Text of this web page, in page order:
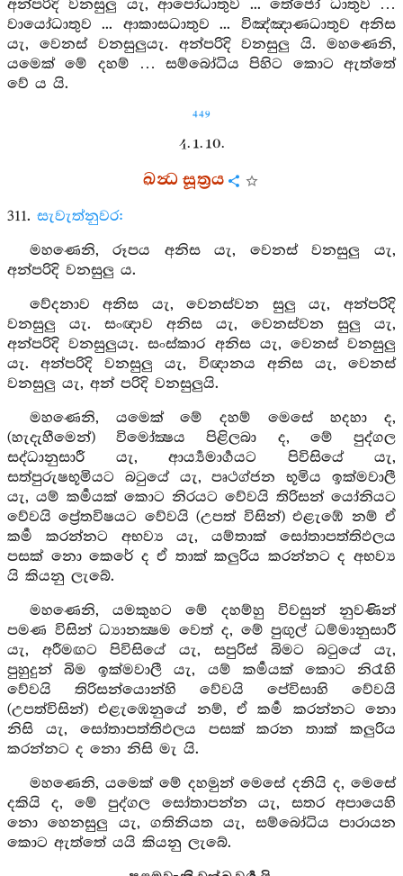
අන්පරිදි වනසුලු යැ, ආපෝධාතුව ... තේජෝ ධාතුව …
වායෝධාතුව ... ආකාසධාතුව ... විඤ්ඤාණධාතුව අනිස
යැ, වෙනස් වනසුලුයැ. අන්පරිදි වනසුලු යි. මහණෙනි,
යමෙක් මේ දහම් … සම්බෝධිය පිහිට කොට ඇත්තේ
වේ ය යි.
449
4. 1. 10.
ඛන්‍ධ සූත්‍රය
311. සැවැත්නුවර:
මහණෙනි, රූපය අනිස යැ, වෙනස් වනසුලු යැ,
අන්පරිදි වනසුලු ය.
වේදනාව අනිස යැ, වෙනස්වන සුලු යැ, අන්පරිදි
වනසුලු යැ. සංඥාව අනිස යැ, වෙනස්වන සුලු යැ,
අන්පරිදි වනසුලුයැ. සංස්කාර අනිස යැ, වෙනස් වනසුලු
යැ. අන්පරිදි වනසුලු යැ, විඥානය අනිස යැ, වෙනස්
වනසුලු යැ, අන් පරිදි වනසුලුයි.
මහණෙනි, යමෙක් මේ දහම් මෙසේ හදහා ද,
(හැදැහීමෙන්) විමෝක්‍ෂය පිළිලබා ද, මේ පුද්ගල
සද්ධානුසාරී යැ, ආර්‍ය්‍යමාර්‍ගයට පිවිසියේ යැ,
සත්පුරුෂභූමියට බටුයේ යැ, පෘථග්ජන භූමිය ඉක්මවාලී
යැ, යම් කර්‍මයක් කොට නිරයට වේවයි තිරිසන් යෝනියට
වේවයි ප්‍රේතවිෂයට වේවයි (උපත් විසින්) එළැඹේ නම් ඒ
කර්‍ම කරන්නට අභව්‍ය යැ, යම්තාක් සෝතාපත්තිඵලය
පසක් නො කෙරේ ද ඒ තාක් කලුරිය කරන්නට ද අභව්‍ය
යි කියනු ලැබේ.
මහණෙනි, යමකුහට මේ දහම්හු විවසුන් නුවණින්
පමණ විසින් ධ්‍යානක්‍ෂම වෙත් ද, මේ පුඟුල් ධම්මානුසාරී
යැ, අරීමඟට පිවිසියේ යැ, සපුරිස් බිමට බටුයේ යැ,
පුහුදුන් බිම ඉක්මවාලී යැ, යම් කර්‍මයක් කොට නිරෑහි
වේවයි තිරිසන්යොන්හි වේවයි පේවිසාහි වේවයි
(උපත්විසින්) එළැඹෙනුයේ නම්, ඒ කර්‍ම කරන්නට නො
නිසි යැ, සෝතාපත්තිඵලය පසක් කරන තාක් කලුරිය
කරන්නට ද නො නිසි මැ යි.
මහණෙනි, යමෙක් මේ දහමුන් මෙසේ දනියි ද, මෙසේ
දකියි ද, මේ පුද්ගල සෝතාපන්න යැ, සතර අපායෙහි
නො හෙනසුලු යැ, ගතිනියත යැ, සම්බෝධිය පාරායන
කොට ඇත්තේ යයි කියනු ලැබේ.